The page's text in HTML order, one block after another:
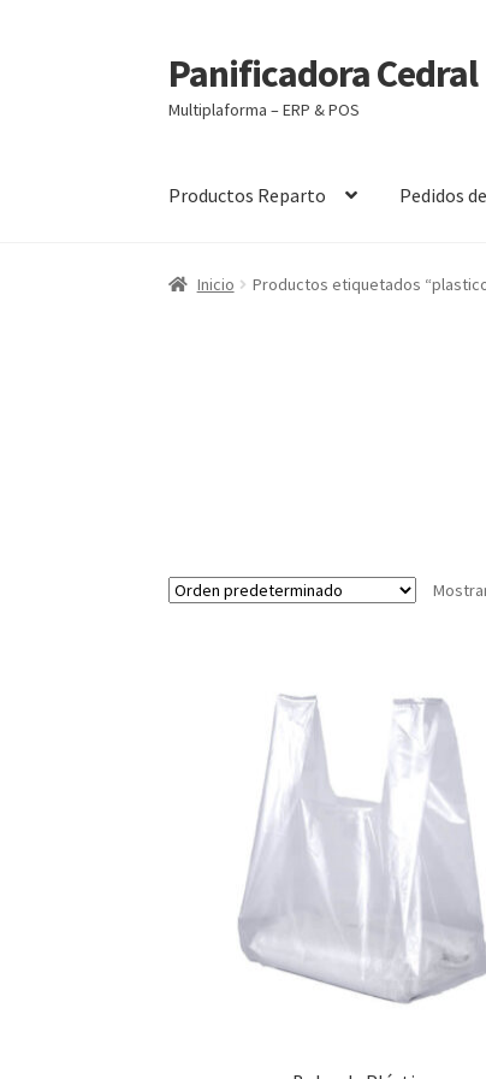
Ir
a
la
Ir
al
contenido
Panificadora Cedral
Multiplaforma – ERP & POS
Productos Reparto Pedidos
Inicio Carrito Finalizar compra Maite
Inicio Productos etiquetados